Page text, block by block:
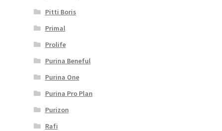
Pitti Boris
Primal
Prolife
Purina Beneful
Purina One
Purina Pro Plan
Purizon
Rafi